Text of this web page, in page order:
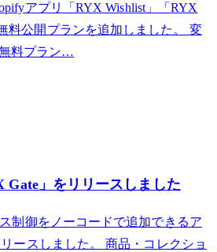
アプリ「RYX Wishlist」「RYX
料公開プランを追加しました。 変
料プラン…
Gate」をリリースしました
制御をノーコードで追加できるア
ースしました。 商品・コレクショ